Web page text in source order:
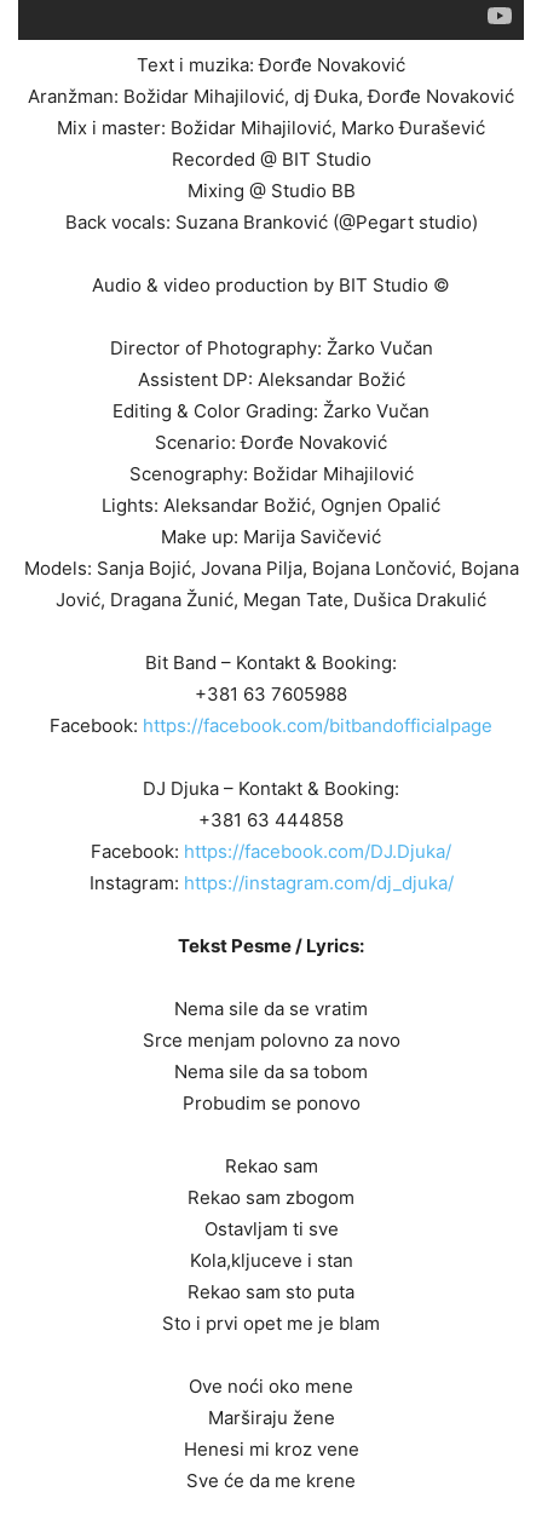
Text i muzika: Đorđe Novaković
Aranžman: Božidar Mihajilović, dj Đuka, Đorđe Novaković
Mix i master: Božidar Mihajilović, Marko Đurašević
Recorded @ BIT Studio
Mixing @ Studio BB
Back vocals: Suzana Branković (@Pegart studio)
Audio & video production by BIT Studio ©
Director of Photography: Žarko Vučan
Assistent DP: Aleksandar Božić
Editing & Color Grading: Žarko Vučan
Scenario: Đorđe Novaković
Scenography: Božidar Mihajilović
Lights: Aleksandar Božić, Ognjen Opalić
Make up: Marija Savičević
Models: Sanja Bojić, Jovana Pilja, Bojana Lončović, Bojana
Jović, Dragana Žunić, Megan Tate, Dušica Drakulić
Bit Band – Kontakt & Booking:
+381 63 7605988
Facebook: https://facebook.com/bitbandofficialpage
DJ Djuka – Kontakt & Booking:
+381 63 444858
Facebook: https://facebook.com/DJ.Djuka/
Instagram: https://instagram.com/dj_djuka/
Tekst Pesme / Lyrics:
Nema sile da se vratim
Srce menjam polovno za novo
Nema sile da sa tobom
Probudim se ponovo
Rekao sam
Rekao sam zbogom
Ostavljam ti sve
Kola,kljuceve i stan
Rekao sam sto puta
Sto i prvi opet me je blam
Ove noći oko mene
Marširaju žene
Henesi mi kroz vene
Sve će da me krene